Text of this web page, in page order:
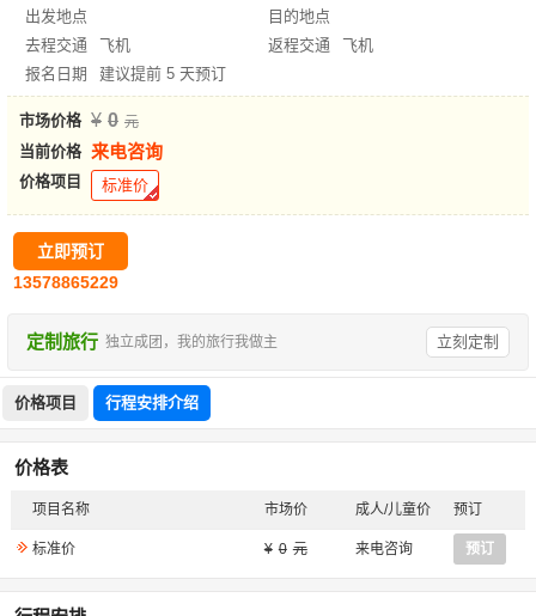
出发地点
目的地点
去程交通
飞机 返程交通
飞机
报名日期
建议提前 5 天预订
市场价格 0
当前价格 来电咨询
价格项目 标准价
立即预订
13578865229
定制旅行 独立成团，我的旅行我做主 立刻定制
价格项目 行程安排介绍
价格表
项目名称 市场价 成人/儿童价 预订
标准价 0 来电咨询 预订